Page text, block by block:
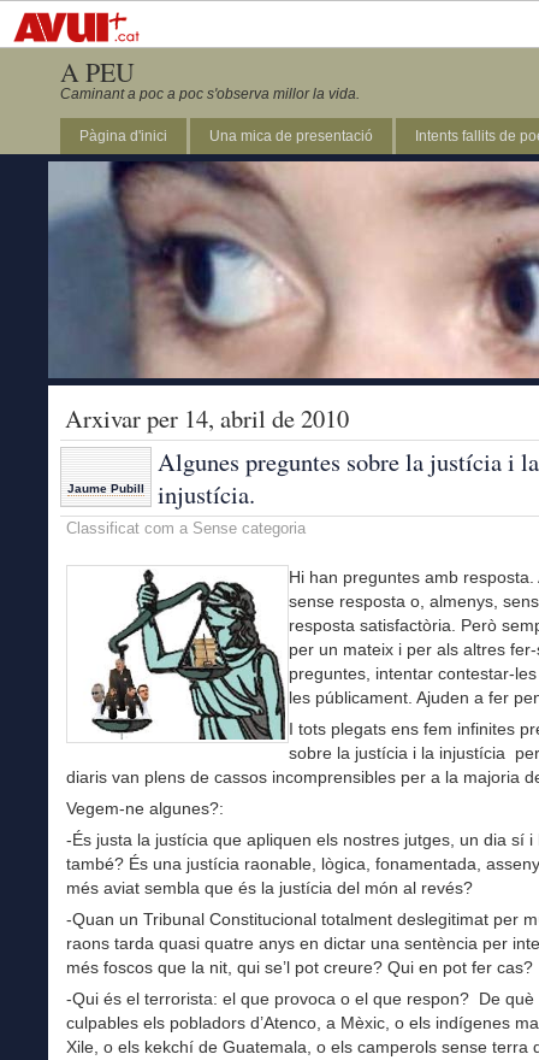
A PEU
Caminant a poc a poc s'observa millor la vida.
Pàgina d'inici Una mica de presentació Intents fallits de
Arxivar per 14, abril de 2010
Jaume Pubill
Algunes preguntes sobre la justícia i la
injustícia.
Classificat com a Sense categoria
Hi han preguntes amb resposta.
sense resposta o, almenys,
resposta satisfactòria. Però
per un mateix i per als altres
preguntes, intentar contestar-
les públicament. Ajuden a fer
I tots plegats ens fem infinites
sobre la justícia i la injustícia
diaris van plens de cassos incomprensibles per a la majoria
Vegem-ne algunes?:
-És justa la justícia que apliquen els nostres jutges, un dia sí i
també? És una justícia raonable, lògica, fonamentada,
més aviat sembla que és la justícia del món al revés?
-Quan un Tribunal Constitucional totalment deslegitimat per
raons tarda quasi quatre anys en dictar una sentència per
més foscos que la nit, qui se’l pot creure? Qui en pot fer cas?
-Qui és el terrorista: el que provoca o el que respon? De què
culpables els pobladors d’Atenco, a Mèxic, o els indígenes
Xile, o els kekchí de Guatemala, o els camperols sense terra